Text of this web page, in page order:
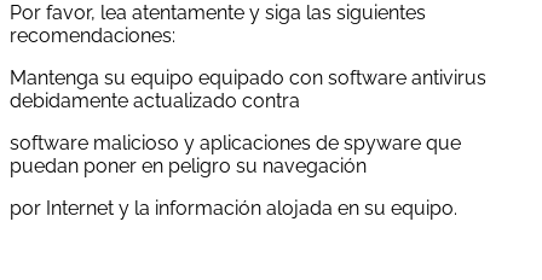
Por favor, lea atentamente y siga las siguientes
recomendaciones:
Mantenga su equipo equipado con software antivirus
debidamente actualizado contra
software malicioso y aplicaciones de spyware que
puedan poner en peligro su navegación
por Internet y la información alojada en su equipo.